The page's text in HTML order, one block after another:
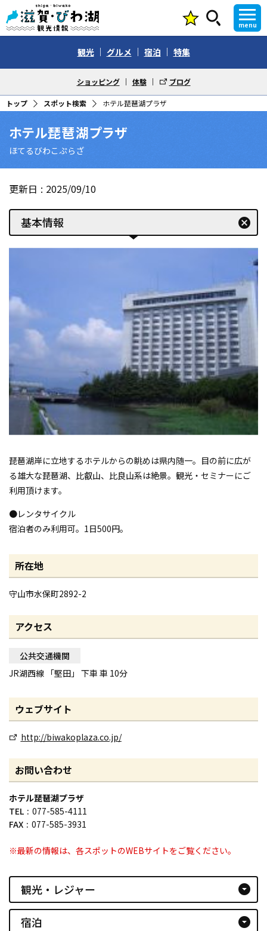
menu
観光 グルメ 宿泊 特集
ショッピング 体験 ブログ
トップ スポット検索 ホテル琵琶湖プラザ
ホテル琵琶湖プラザ
ほてるびわこぷらざ
更新日 2025/09/10
基本情報 cancel
琵琶湖岸に立地するホテルからの眺めは県内随一。目の前に広が
る雄大な琵琶湖、比叡山、比良山系は絶景。観光・セミナーにご
利用頂けます。
●レンタサイクル
宿泊者のみ利用可。1日500円。
所在地
守山市水保町2892-2
アクセス
公共交通機関
JR湖西線 「堅田」 下車 車 10分
ウェブサイト
http://biwakoplaza.co.jp/
お問い合わせ
ホテル琵琶湖プラザ
TEL
077-585-4111
FAX
077-585-3931
※最新の情報は、各スポットのWEBサイトをご覧ください。
観光・レジャー arrow_drop_down_circle
宿泊 arrow_drop_down_circle